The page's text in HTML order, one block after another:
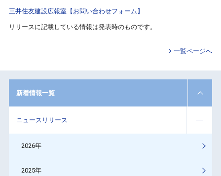
三井住友建設広報室【お問い合わせフォーム】
リリースに記載している情報は発表時のものです。
一覧ページへ
新着情報一覧
ニュースリリース
2026年
2025年